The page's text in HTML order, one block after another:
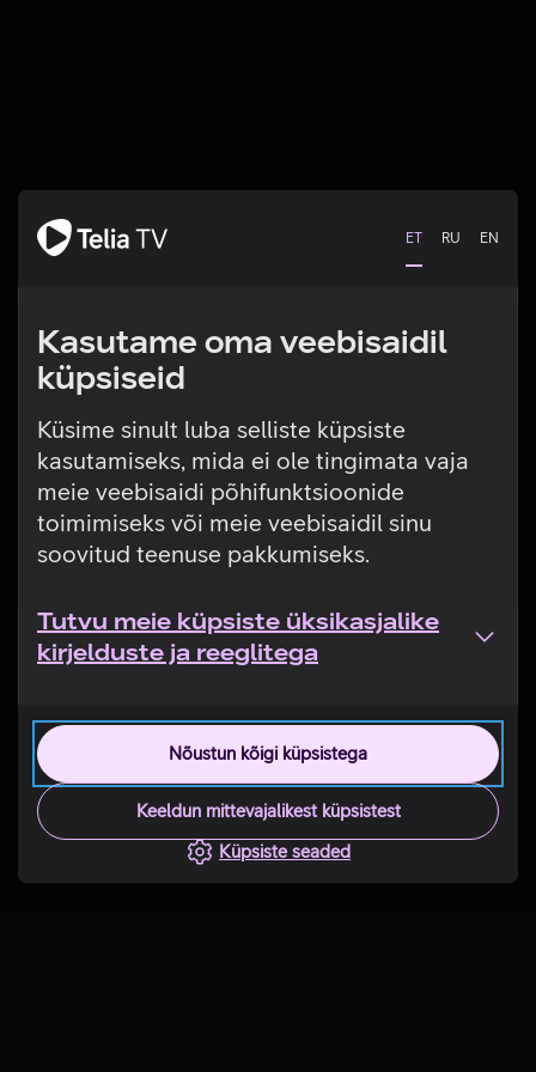
ET RU EN
Kasutame oma veebisaidil
küpsiseid
Küsime sinult luba selliste küpsiste
kasutamiseks, mida ei ole tingimata vaja
meie veebisaidi põhifunktsioonide
toimimiseks või meie veebisaidil sinu
soovitud teenuse pakkumiseks.
Tutvu meie küpsiste üksikasjalike
kirjelduste ja reeglitega
Nõustun kõigi küpsistega
Keeldun mittevajalikest küpsistest
Küpsiste seaded
Tehniline viga